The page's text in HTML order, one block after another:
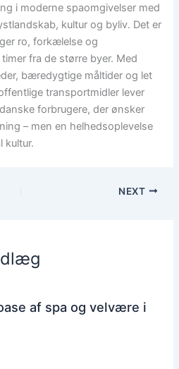
i moderne spaomgivelser med
kultur og byliv. Det er
ro, forkælelse og
fra de større byer. Med
bæredygtige måltider og let
transportmidler lever
forbrugere, der ønsker
– men en helhedsoplevelse
kultur.
NEXT
af spa og velvære i